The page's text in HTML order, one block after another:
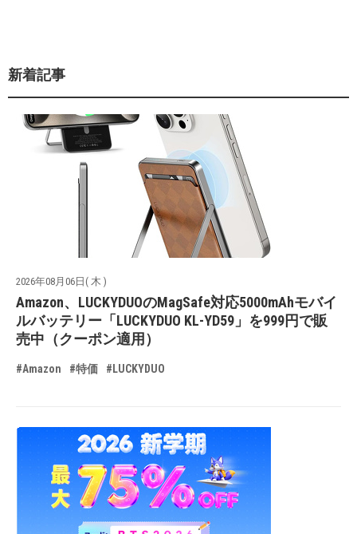
新着記事
2026年08月06日( 木 )
Amazon、LUCKYDUOのMagSafe対応5000mAhモバイ
ルバッテリー「LUCKYDUO KL-YD59」を999円で販
売中（クーポン適用）
#Amazon #特価 #LUCKYDUO